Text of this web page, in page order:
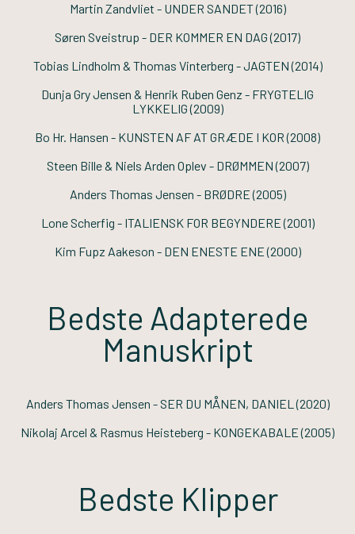
Martin Zandvliet - UNDER SANDET(2016)
Søren Sveistrup - DER KOMMER EN DAG(2017)
Tobias Lindholm & Thomas Vinterberg -JAGTEN(2014)
Dunja Gry Jensen & Henrik Ruben Genz - FRYGTELIG
LYKKELIG(2009)
Bo Hr. Hansen - KUNSTEN AF AT GRÆDE I KOR(2008)
Steen Bille & Niels Arden Oplev - DRØMMEN(2007)
Anders Thomas Jensen - BRØDRE(2005)
Lone Scherfig - ITALIENSK FOR BEGYNDERE(2001)
Kim Fupz Aakeson - DEN ENESTE ENE(2000)
Bedste Adapterede
Manuskript
Anders Thomas Jensen - SER DU MÅNEN, DANIEL (2020)
Nikolaj Arcel & Rasmus Heisteberg - KONGEKABALE(2005)
Bedste Klipper